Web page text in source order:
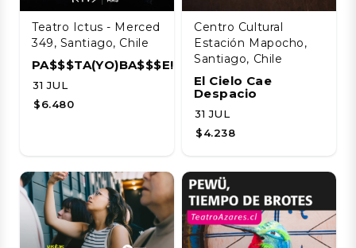
Teatro Ictus - Merced
349, Santiago, Chile
PA$$$TA(YO)BA$$$E!!!!
31 JUL
$6.480
Centro Cultural
Estación Mapocho,
Santiago, Chile
El Cielo Cae
Despacio
31 JUL
$4.238